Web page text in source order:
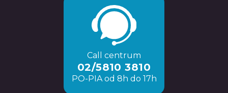
Call centrum
02/5810 3810
PO-PIA od 8h do 17h